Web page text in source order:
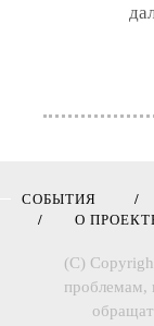
СОБЫТИЯ
О
(C)
проблемам,